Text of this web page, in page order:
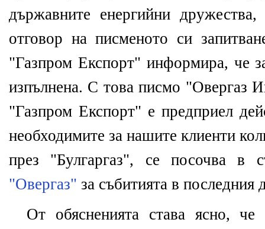
държавните енергийни
отговор на писменото си
"Газпром Експорт" информира, че
изпълнена. С това писмо "Овергаз
"Газпром Експорт" е предприел
необходимите за нашите клиенти
през "Булгаргаз", се посочва в
"Овергаз" за събитията в последния
От обясненията става ясно,